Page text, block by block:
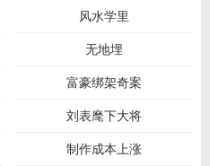
风水学里
无地埋
富豪绑架奇案
刘表麾下大将
制作成本上涨